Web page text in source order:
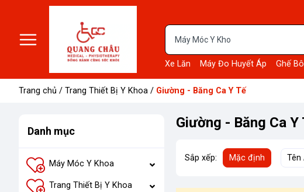
Xe Lăn Máy Đo Huyết Áp Ghế
Trang chủ / Trang Thiết Bị Y Khoa / Giường - Băng Ca Y Tế
Danh mục
Máy Móc Y Khoa
Trang Thiết Bị Y Khoa
Giường - Băng Ca Y
Sắp xếp: Mặc định Tên